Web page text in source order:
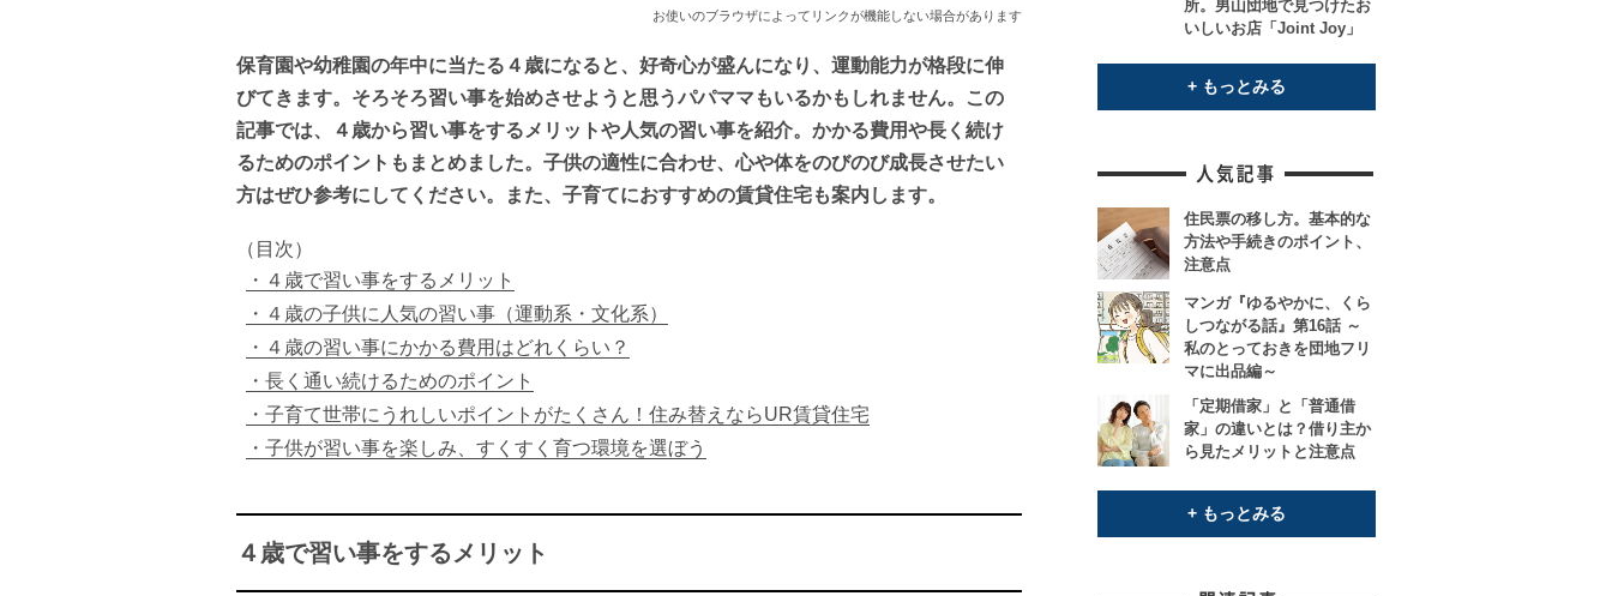
お使いのブラウザによってリンクが機能しない場合があります
保育園や幼稚園の年中に当たる４歳になると、好奇心が盛んになり、運動能力が格段に伸
びてきます。そろそろ習い事を始めさせようと思うパパママもいるかもしれません。この
記事では、４歳から習い事をするメリットや人気の習い事を紹介。かかる費用や長く続け
るためのポイントもまとめました。子供の適性に合わせ、心や体をのびのび成長させたい
方はぜひ参考にしてください。また、子育てにおすすめの賃貸住宅も案内します。
（目次）
４歳で習い事をするメリット
４歳の子供に人気の習い事（運動系・文化系）
４歳の習い事にかかる費用はどれくらい？
長く通い続けるためのポイント
子育て世帯にうれしいポイントがたくさん！住み替えならUR賃貸住宅
子供が習い事を楽しみ、すくすく育つ環境を選ぼう
４歳で習い事をするメリット
所。男山団地で見つけたお
いしいお店「Joint Joy」
+ もっとみる
住民票の移し方。基本的な
方法や手続きのポイント、
注意点
マンガ『ゆるやかに、くら
しつながる話』第16話 ～
私のとっておきを団地フリ
マに出品編～
「定期借家」と「普通借
家」の違いとは？借り主か
ら見たメリットと注意点
+ もっとみる